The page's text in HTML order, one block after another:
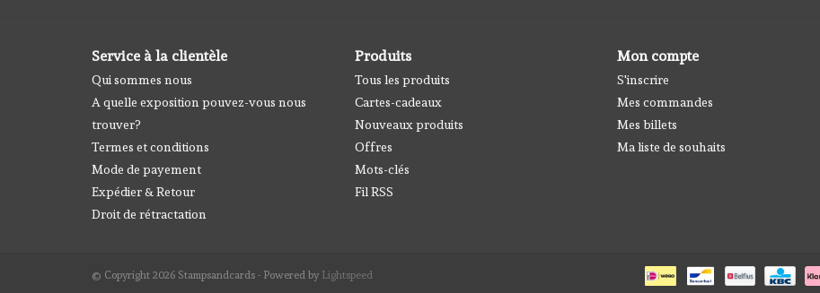
Service à la clientèle
Qui sommes nous
A quelle exposition pouvez-vous nous
trouver?
Termes et conditions
Mode de payement
Expédier & Retour
Droit de rétractation
Produits
Tous les produits
Cartes-cadeaux
Nouveaux produits
Offres
Mots-clés
Fil RSS
Mon compte
S'inscrire
Mes commandes
Mes billets
Ma liste de souhaits
© Copyright 2026 Stampsandcards - Powered by Lightspeed